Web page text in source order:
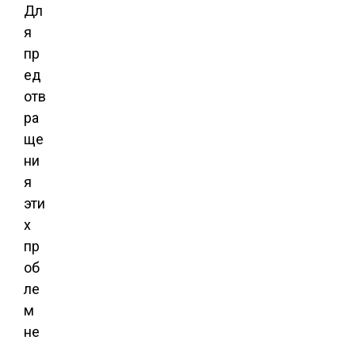
Дл
я
пр
ед
отв
ра
ще
ни
я
эти
х
пр
об
ле
м
не